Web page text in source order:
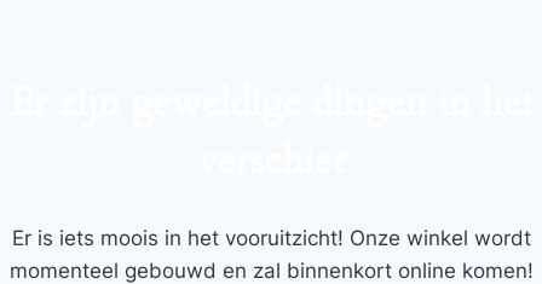
Er is iets moois in het vooruitzicht! Onze winkel wordt
momenteel gebouwd en zal binnenkort online komen!